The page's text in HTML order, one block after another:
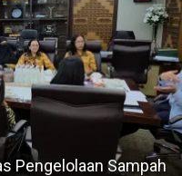
Pengelolaan Sampah